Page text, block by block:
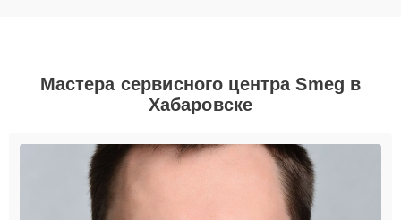
Мастера сервисного центра Smeg в
Хабаровске